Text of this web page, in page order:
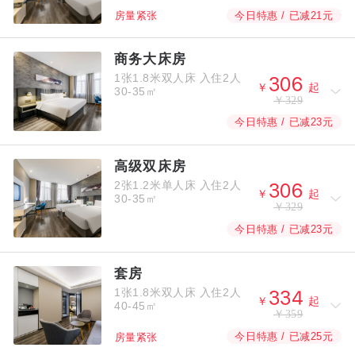
房量紧张 今日特惠 / 已减21元
商务大床房
1张1.8米双人床 入住2人
30-35㎡
￥  起
￥329
今日特惠 / 已减23元
高级双床房
2张1.2米单人床 入住2人
30-35㎡
￥  起
￥329
今日特惠 / 已减23元
套房
1张1.8米双人床 入住2人
40-45㎡
￥  起
￥359
房量紧张 今日特惠 / 已减25元